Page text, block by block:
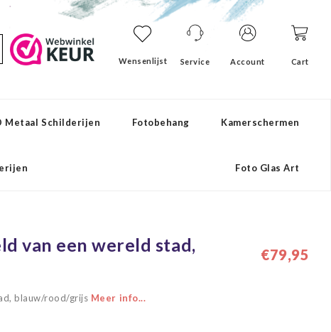
Wensenlijst Service Account Cart
Metaal Schilderijen Fotobehang Kamerschermen
Foto Glas Art
van een wereld stad,
€79,95
blauw/rood/grijs Meer info...